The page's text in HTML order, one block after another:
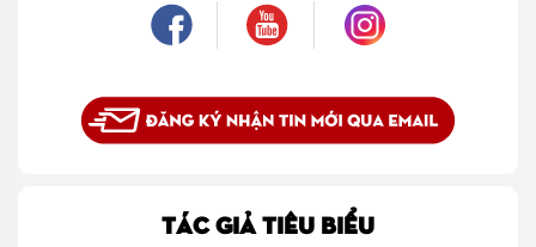
TÁC GIẢ TIÊU BIỂU